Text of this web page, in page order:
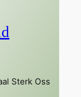
Sterk Oss